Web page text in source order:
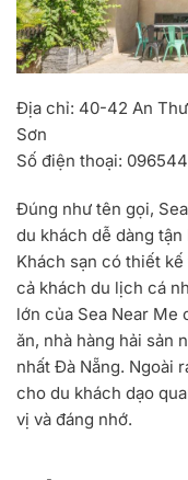
Địa chỉ: 40-42 An
Sơn
Số điện thoại:
Đúng như tên gọi,
du khách dễ dàng
Khách sạn có thiết
cả khách du lịch cá
lớn của Sea Near Me
ăn, nhà hàng hải sản
nhất Đà Nẵng. Ngoài
cho du khách dạo
vị và đáng nhớ.